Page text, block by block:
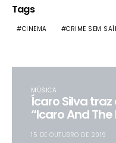
Tags
CINEMA CRIME SEM
MÚSICA
Ícaro Silva
“Icaro And
15 DE OUTUBRO DE 2019